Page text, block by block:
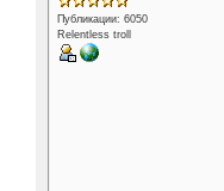
Публикации: 6050
Relentless troll